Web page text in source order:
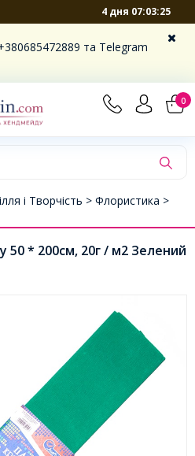
4 дня 07:03:25
та Telegram
0
і Творчість > Флористика >
50 * 200см, 20г / м2 Зелений